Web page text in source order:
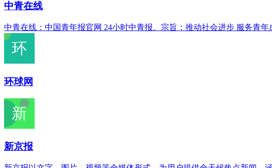
中青在线
中青在线：中国青年报官网 24小时中青报。宗旨：推动社会进步 服务青年
环球网
新京报